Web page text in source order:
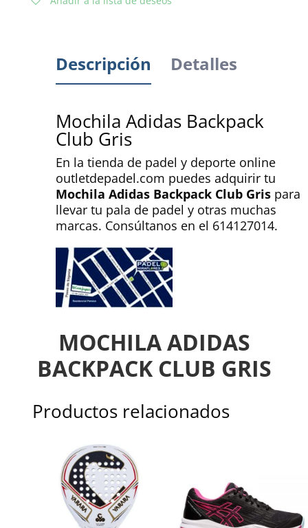
Descripción Detalles
Mochila Adidas Backpack
Club Gris
En la tienda de padel y deporte online
outletdepadel.com puedes adquirir tu
Mochila Adidas Backpack Club Grispara
llevar tu pala de padel y otras muchas
marcas. Consúltanos en el 614127014.
MOCHILA ADIDAS
BACKPACK CLUB GRIS
Productos relacionados